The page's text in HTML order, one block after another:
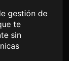
gestión de
te
sin